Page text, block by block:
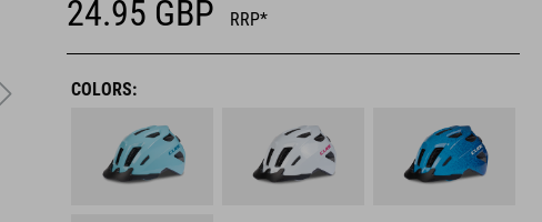
24.95 GBP RRP*
COLORS: